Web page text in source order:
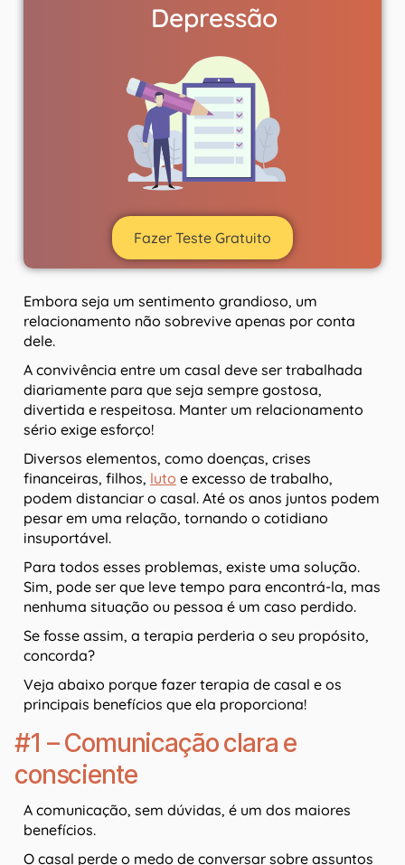
Depressão
Fazer Teste Gratuito
Embora seja um sentimento grandioso, um
relacionamento não sobrevive apenas por conta
dele.
A convivência entre um casal deve ser trabalhada
diariamente para que seja sempre gostosa,
divertida e respeitosa. Manter um relacionamento
sério exige esforço!
Diversos elementos, como doenças, crises
financeiras, filhos, luto e excesso de trabalho,
podem distanciar o casal. Até os anos juntos podem
pesar em uma relação, tornando o cotidiano
insuportável.
Para todos esses problemas, existe uma solução.
Sim, pode ser que leve tempo para encontrá-la, mas
nenhuma situação ou pessoa é um caso perdido.
Se fosse assim, a terapia perderia o seu propósito,
concorda?
Veja abaixo porque fazer terapia de casal e os
principais benefícios que ela proporciona!
#1 – Comunicação clara e
consciente
A comunicação, sem dúvidas, é um dos maiores
benefícios.
O casal perde o medo de conversar sobre assuntos